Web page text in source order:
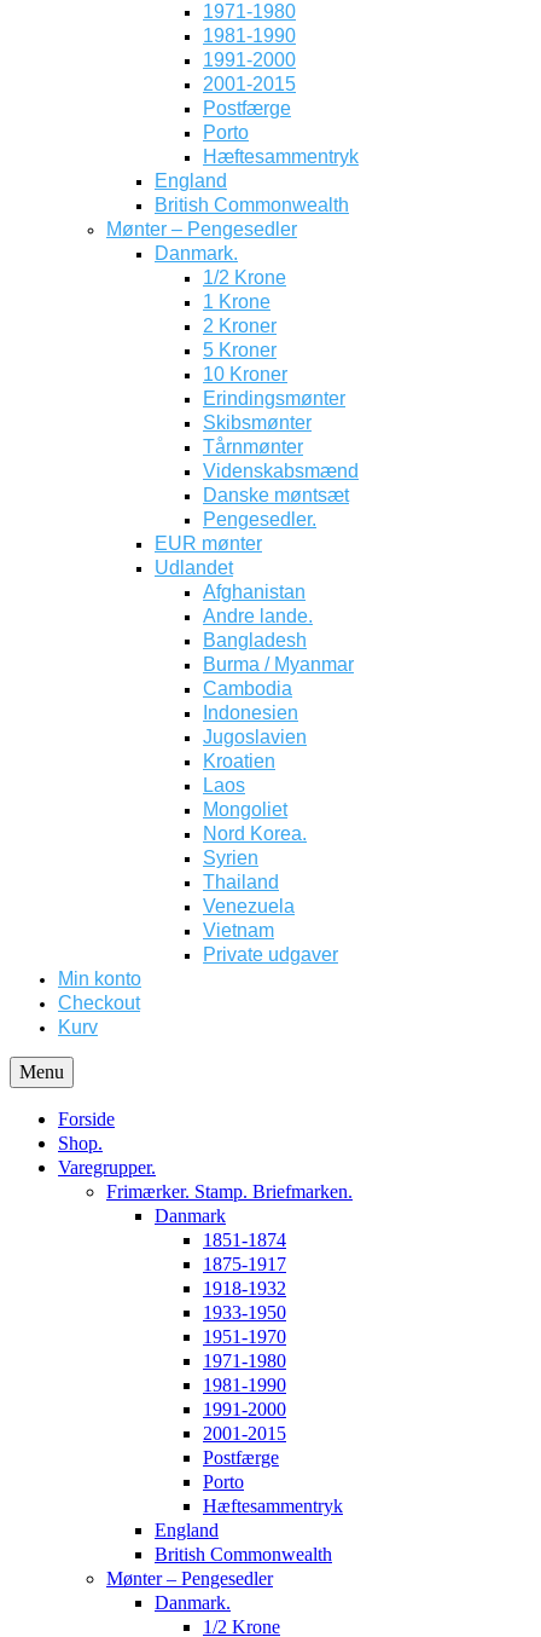
1971-1980
1981-1990
1991-2000
2001-2015
Postfærge
Porto
Hæftesammentryk
England
British Commonwealth
Mønter – Pengesedler
Danmark.
1/2 Krone
1 Krone
2 Kroner
5 Kroner
10 Kroner
Erindingsmønter
Skibsmønter
Tårnmønter
Videnskabsmænd
Danske møntsæt
Pengesedler.
EUR mønter
Udlandet
Afghanistan
Andre lande.
Bangladesh
Burma / Myanmar
Cambodia
Indonesien
Jugoslavien
Kroatien
Laos
Mongoliet
Nord Korea.
Syrien
Thailand
Venezuela
Vietnam
Private udgaver
Min konto
Checkout
Kurv
Menu
Forside
Shop.
Varegrupper.
Frimærker. Stamp. Briefmarken.
Danmark
1851-1874
1875-1917
1918-1932
1933-1950
1951-1970
1971-1980
1981-1990
1991-2000
2001-2015
Postfærge
Porto
Hæftesammentryk
England
British Commonwealth
Mønter – Pengesedler
Danmark.
1/2 Krone